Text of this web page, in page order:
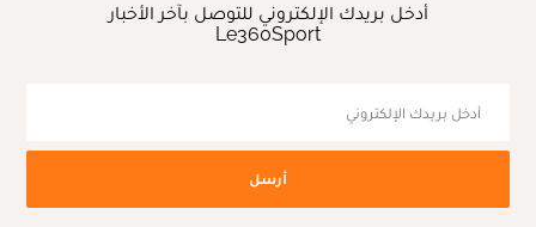
أدخل بريدك الإلكتروني للتوصل بآخر الأخبار
Le360Sport
أرسل